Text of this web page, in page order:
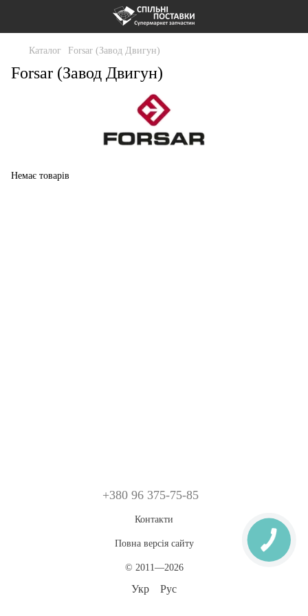
Каталог Forsar (Завод Двигун)
Forsar (Завод Двигун)
Немає товарів
+380 96 375-75-85
Контакти
Повна версія сайту
© 2011—2026
Укр Рус